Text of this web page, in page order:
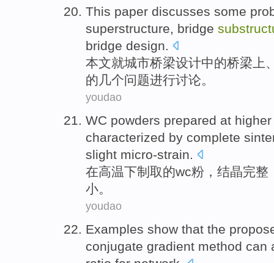
This paper discusses some
superstructure, bridge
bridge design.
本文就城市桥梁设计中的桥梁上
的 几个问题进行讨论。
youdao
WC powders prepared at
characterized by complete
slight micro-strain.
在高温下制取的wc粉 ，结晶完整
小。
youdao
Examples show that the
conjugate gradient method can